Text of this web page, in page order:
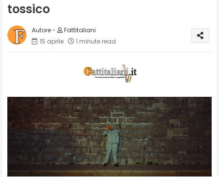
tossico
Fattitaliani
15 aprile
1 minute read